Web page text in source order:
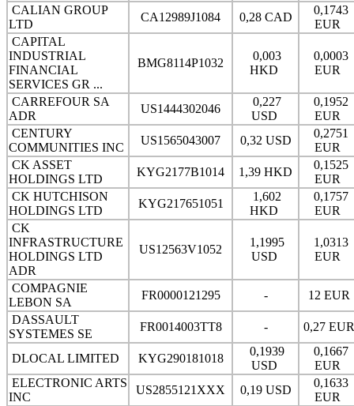
CALIAN GROUP
LTD
CA12989J1084 0,28 CAD
0,1743
EUR
CAPITAL
INDUSTRIAL
FINANCIAL
SERVICES GR ...
BMG8114P1032
0,003
HKD
0,0003
EUR
CARREFOUR SA
ADR
US1444302046
0,227
USD
0,1952
EUR
CENTURY
COMMUNITIES INC
US1565043007 0,32 USD
0,2751
EUR
CK ASSET
HOLDINGS LTD
KYG2177B1014 1,39 HKD
0,1525
EUR
CK HUTCHISON
HOLDINGS LTD
KYG217651051
1,602
HKD
0,1757
EUR
CK
INFRASTRUCTURE
HOLDINGS LTD
ADR
US12563V1052
1,1995
USD
1,0313
EUR
COMPAGNIE
LEBON SA
FR0000121295 -
12 EUR
DASSAULT
SYSTEMES SE
FR0014003TT8 - 0,27
DLOCAL LIMITED KYG290181018
0,1939
USD
0,1667
EUR
ELECTRONIC ARTS
INC
US2855121XXX 0,19 USD
0,1633
EUR